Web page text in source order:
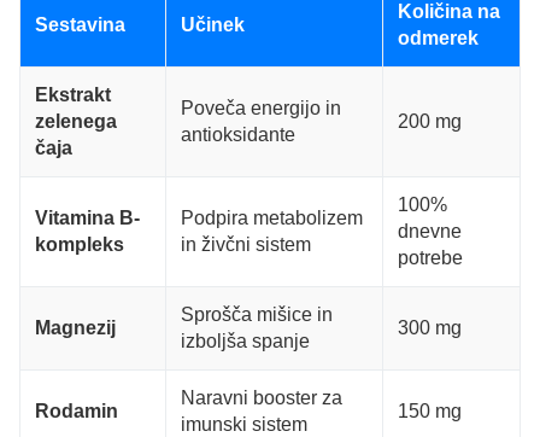
Sestavina Učinek
Količina na
odmerek
Ekstrakt
zelenega
čaja
Poveča energijo in
antioksidante
200 mg
Vitamina B-
kompleks
Podpira metabolizem
in živčni sistem
100%
dnevne
potrebe
Magnezij
Sprošča mišice in
izboljša spanje
300 mg
Rodamin
Naravni booster za
imunski sistem
150 mg